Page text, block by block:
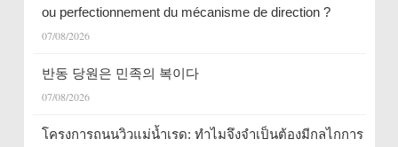
ou perfectionnement du mécanisme de direction ?
07/08/2026
반동 당원은 민족의 복이다
07/08/2026
โครงการถนนวิวแม่น้ำเรด: ทำไมจึงจำเป็นต้องมีกลไกการ